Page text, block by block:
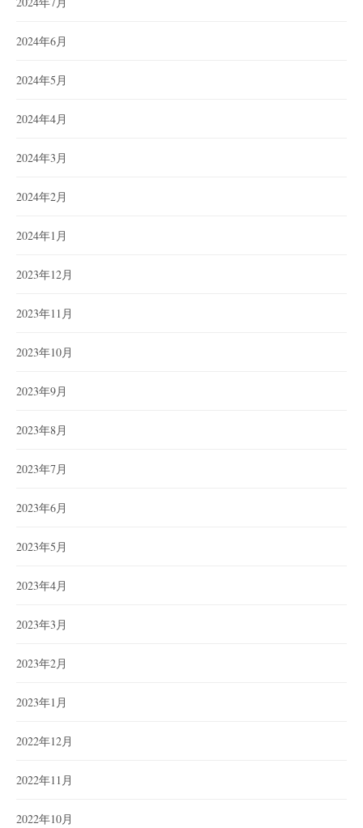
2024年6月
2024年5月
2024年4月
2024年3月
2024年2月
2024年1月
2023年12月
2023年11月
2023年10月
2023年9月
2023年8月
2023年7月
2023年6月
2023年5月
2023年4月
2023年3月
2023年2月
2023年1月
2022年12月
2022年11月
2022年10月